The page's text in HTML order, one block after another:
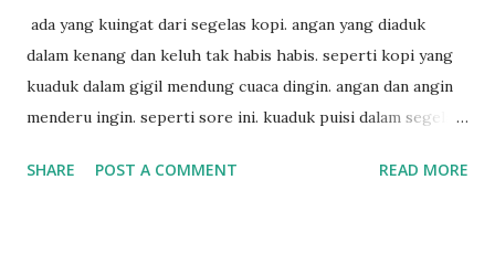
ada yang kuingat dari segelas kopi. angan yang diaduk
dalam kenang dan keluh tak habis habis. seperti kopi yang
kuaduk dalam gigil mendung cuaca dingin. angan dan angin
menderu ingin. seperti sore ini. kuaduk puisi dalam segelas
SHARE POST A COMMENT READ MORE